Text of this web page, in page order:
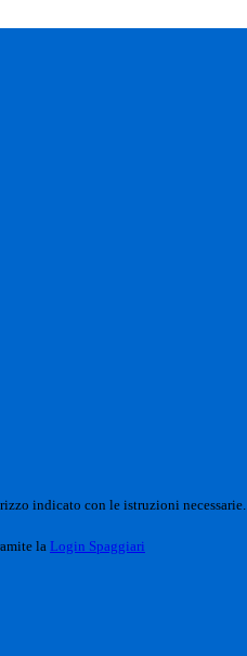
indicato con le istruzioni necessarie.
la Login Spaggiari